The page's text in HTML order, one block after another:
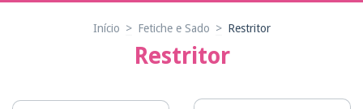
Início > Fetiche e Sado > Restritor
Restritor